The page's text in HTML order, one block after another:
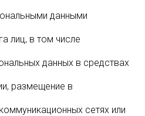
данными
лиц, в том числе
данных в средствах
размещение в
сетях или